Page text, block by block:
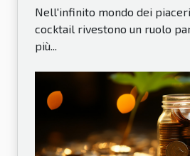
Nell'infinito mondo dei
cocktail rivestono un ruolo
più...